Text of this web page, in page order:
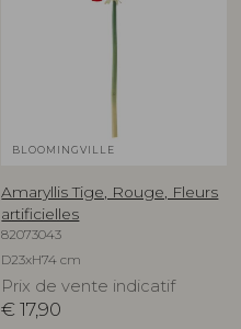
BLOOMINGVILLE
Amaryllis Tige, Rouge, Fleurs
artificielles
82073043
D23xH74 cm
Prix de vente indicatif
€ 17,90